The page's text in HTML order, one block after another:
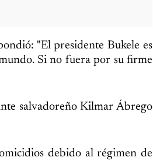
"El presidente Bukele es
Si no fuera por su firme
salvadoreño Kilmar Ábrego
debido al régimen de